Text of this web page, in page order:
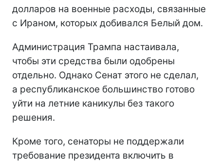
долларов на военные расходы, связанные
с Ираном, которых добивался Белый дом.
Администрация Трампа настаивала,
чтобы эти средства были одобрены
отдельно. Однако Сенат этого не сделал,
а республиканское большинство готово
уйти на летние каникулы без такого
решения.
Кроме того, сенаторы не поддержали
требование президента включить в